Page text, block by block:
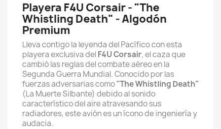
Playera F4U Corsair - "The
Whistling Death" - Algodón
Premium
Lleva contigo la leyenda del Pacífico con esta
playera exclusiva delF4U Corsair, el caza que
cambió las reglas del combate aéreo en la
Segunda Guerra Mundial. Conocido por las
fuerzas adversarias como"The Whistling Death"
(La Muerte Silbante) debido al sonido
característico del aire atravesando sus
radiadores, este avión es un ícono de ingeniería y
audacia.